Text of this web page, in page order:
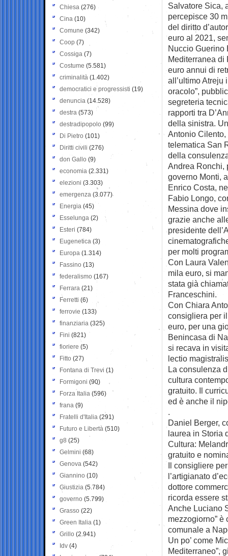
Salvatore Sica,
percepisce 30
del diritto
euro al 2021,
Nuccio Guerino
Mediterranea di
euro annui di
all’ultimo Atreju
oracolo”,
segreteria
rapporti tra
della sinistra.
Antonio
telematica San
della
Andrea Ronchi,
governo Monti,
Enrico Costa,
Fabio Longo,
Messina dove
grazie anche
presidente
per molti
Con Laura
mila euro, si
stata già
Franceschini.
Con Chiara
consigliera per
euro, per una
Benincasa di
si recava in
lectio
La consulenza
cultura
gratuito. Il
ed è anche il
.
Daniel Berger,
laurea in Storia
Cultura:
gratuito e
Il consigliere
l’artigianato
dottore
ricorda essere
Anche Luciano
mezzogiorno”
comunale a
Un po’ come
Mediterraneo”,
Chiesa (276)
Cina (10)
Comune (342)
Coop (7)
Cossiga (7)
Costume (5.581)
criminalità (1.402)
democratici e progressisti (19)
denuncia (14.528)
destra (573)
destradipopolo (99)
Di Pietro (101)
Diritti civili (276)
don Gallo (9)
economia (2.331)
elezioni (3.303)
emergenza (3.077)
Energia (45)
Esselunga (2)
Esteri (784)
Eugenetica (3)
Europa (1.314)
Fassino (13)
federalismo (167)
Ferrara (21)
Ferretti (6)
ferrovie (133)
finanziaria (325)
Fini (821)
fioriere (5)
Fitto (27)
Fontana di Trevi (1)
Formigoni (90)
Forza Italia (596)
frana (9)
Fratelli d'Italia (291)
Futuro e Libertà (510)
g8 (25)
Gelmini (68)
Genova (542)
Giannino (10)
Giustizia (5.784)
governo (5.799)
Grasso (22)
Green Italia (1)
Grillo (2.941)
Idv (4)